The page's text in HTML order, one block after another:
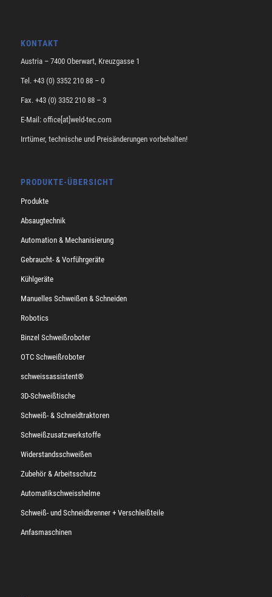
KONTAKT
Austria – 7400 Oberwart, Kreuzgasse 1
Tel. +43 (0) 3352 210 88 – 0
Fax. +43 (0) 3352 210 88 – 3
E-Mail: office[at]weld-tec.com
Irrtümer, technische und Preisänderungen vorbehalten!
PRODUKTE-ÜBERSICHT
Produkte
Absaugtechnik
Automation & Mechanisierung
Gebraucht- & Vorführgeräte
Kühlgeräte
Manuelles Schweißen & Schneiden
Robotics
Binzel Schweißroboter
OTC Schweißroboter
schweissassistent®
3D-Schweißtische
Schweiß- & Schneidtraktoren
Schweißzusatzwerkstoffe
Widerstandsschweißen
Zubehör & Arbeitsschutz
Automatikschweisshelme
Schweiß- und Schneidbrenner + Verschleißteile
Anfasmaschinen